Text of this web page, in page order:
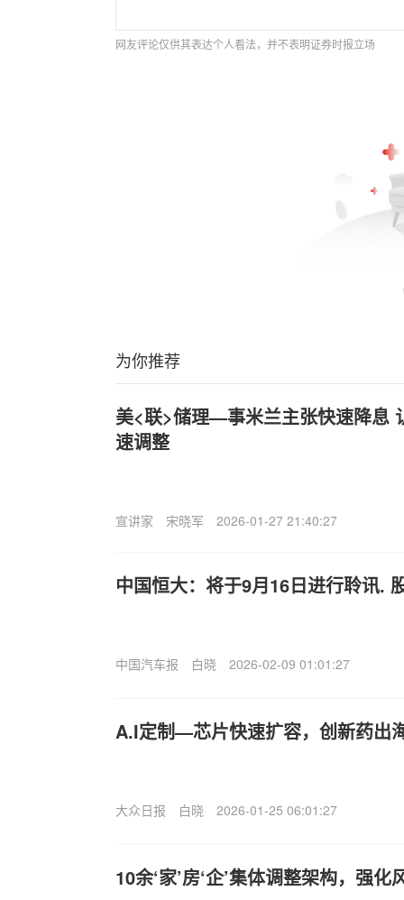
网友评论仅供其表达个人看法，并不表明证券时报立场
为你推荐
美<联>储理—事米兰主张快速降息
速调整
宣讲家 宋晓军 2026-01-27 21:40:27
中国恒大：将于9月16日进行聆讯.
中国汽车报 白晓 2026-02-09 01:01:27
A.I定制—芯片快速扩容，创新药出
大众日报 白晓 2026-01-25 06:01:27
10余‘家’房‘企’集体调整架构，强